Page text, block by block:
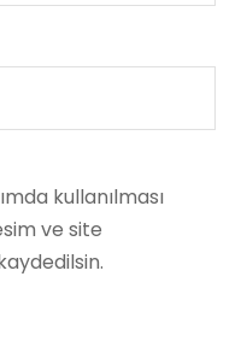
kullanılması
ve site